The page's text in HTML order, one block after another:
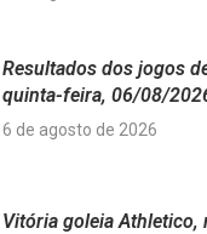
Resultados dos jogos
quinta-feira, 06/08/
6 de agosto de 2026
Vitória goleia Athletico,